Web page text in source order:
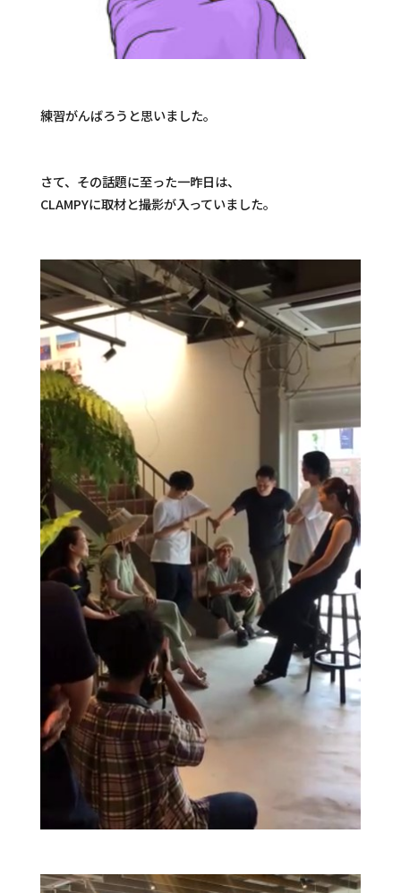
練習がんばろうと思いました。
さて、その話題に至った一昨日は、
CLAMPYに取材と撮影が入っていました。